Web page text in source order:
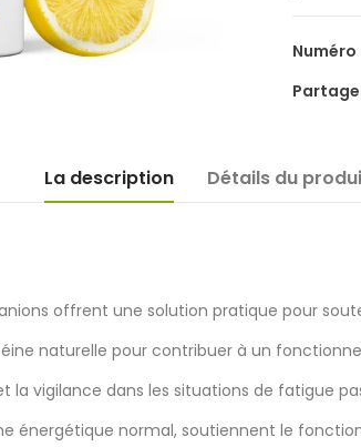
Numéro
La description Détails du
offrent une solution pratique pour
naturelle pour contribuer à un
vigilance dans les situations de fatigue
énergétique normal, soutiennent le